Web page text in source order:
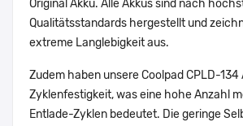
Original Akku. Alle Akkus sind nach
Qualitätsstandards hergestellt und
extreme Langlebigkeit aus.
Zudem haben unsere Coolpad CPLD-
Zyklenfestigkeit, was eine hohe Anzahl
Entlade-Zyklen bedeutet. Die geringe